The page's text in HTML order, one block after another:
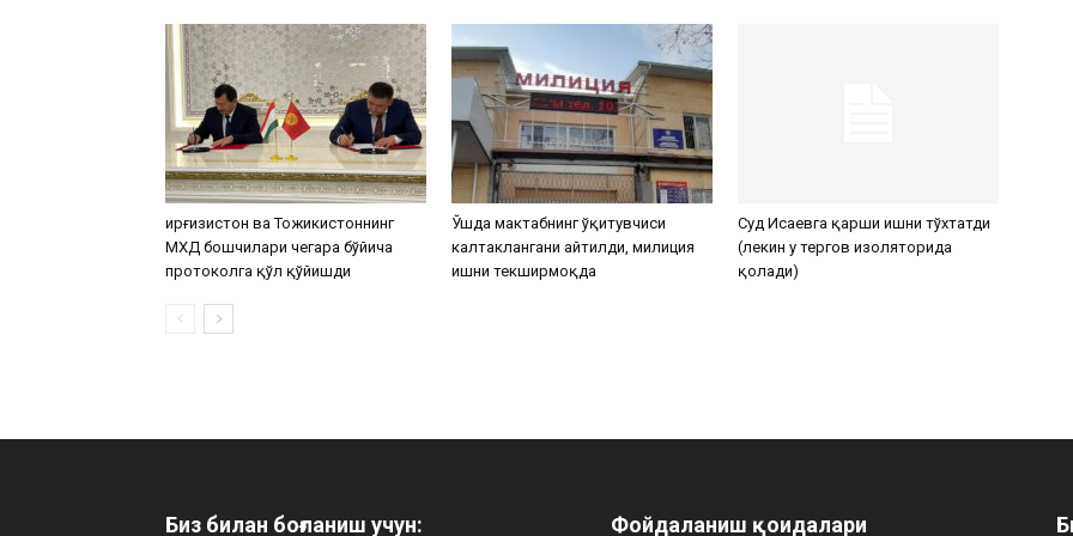
Қирғизистон ва Тожикистоннинг
МХДҚ бошчилари чегара бўйича
протоколга қўл қўйишди
Ўшда мактабнинг ўқитувчиси
калтаклангани айтилди, милиция
ишни текширмоқда
Суд Исаевга қарши ишни тўхтатди
(лекин у тергов изоляторида
қолади)
Биз билан боғланиш учун: Фойдаланиш қоидалари